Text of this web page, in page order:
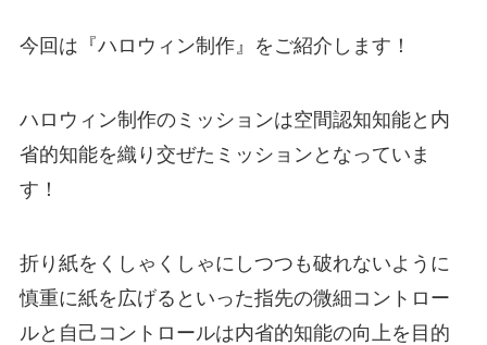
今回は『ハロウィン制作』をご紹介します！
ハロウィン制作のミッションは空間認知知能と内
省的知能を織り交ぜたミッションとなっていま
す！
折り紙をくしゃくしゃにしつつも破れないように
慎重に紙を広げるといった指先の微細コントロー
ルと自己コントロールは内省的知能の向上を目的